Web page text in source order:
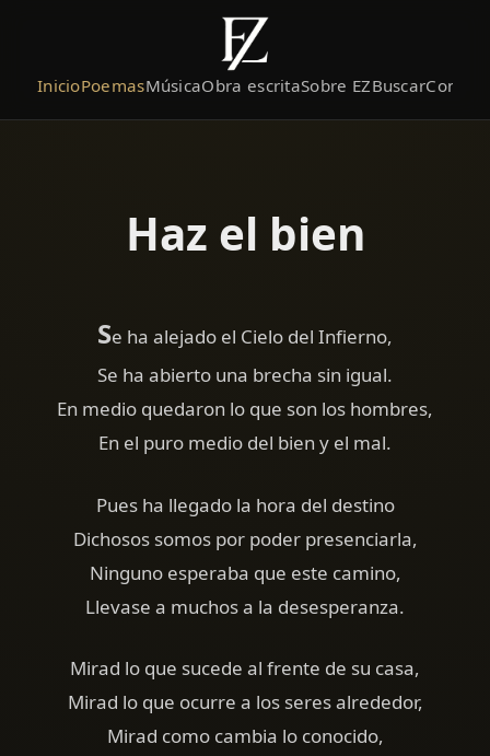
InicioPoemasMúsicaObra escritaSobre EZBuscar
Haz el bien
Se ha alejado el Cielo del Infierno,
Se ha abierto una brecha sin igual.
En medio quedaron lo que son los hombres,
En el puro medio del bien y el mal.
Pues ha llegado la hora del destino
Dichosos somos por poder presenciarla,
Ninguno esperaba que este camino,
Llevase a muchos a la desesperanza.
Mirad lo que sucede al frente de su casa,
Mirad lo que ocurre a los seres alrededor,
Mirad como cambia lo conocido,